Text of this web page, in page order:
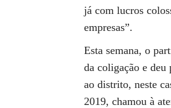
já com lucros
empresas”.
Esta semana, o
da coligação e
ao distrito, neste
2019, chamou à